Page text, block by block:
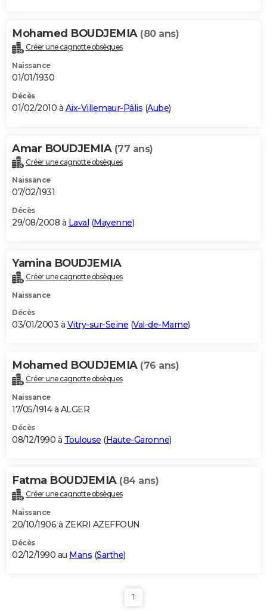
Mohamed BOUDJEMIA (80 ans)
Créer une cagnotte obsèques
Naissance
01/01/1930
Décès
01/02/2010 à Aix-Villemaur-Pâlis (Aube)
Amar BOUDJEMIA (77 ans)
Créer une cagnotte obsèques
Naissance
07/02/1931
Décès
29/08/2008 à Laval (Mayenne)
Yamina BOUDJEMIA
Créer une cagnotte obsèques
Naissance
Décès
03/01/2003 à Vitry-sur-Seine (Val-de-Marne)
Mohamed BOUDJEMIA (76 ans)
Créer une cagnotte obsèques
Naissance
17/05/1914 à ALGER
Décès
08/12/1990 à Toulouse (Haute-Garonne)
Fatma BOUDJEMIA (84 ans)
Créer une cagnotte obsèques
Naissance
20/10/1906 à ZEKRI AZEFFOUN
Décès
02/12/1990 au Mans (Sarthe)
1